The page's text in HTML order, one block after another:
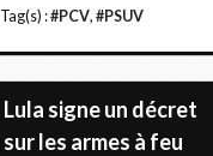
Tag(s) :#PCV, #PSUV
Lula signe un décret
sur les armes à feu